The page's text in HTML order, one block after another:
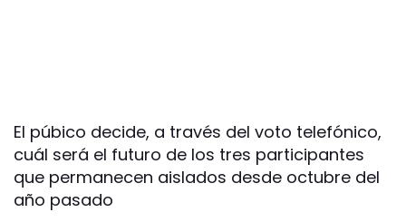
El púbico decide, a través del voto telefónico,
cuál será el futuro de los tres participantes
que permanecen aislados desde octubre del
año pasado